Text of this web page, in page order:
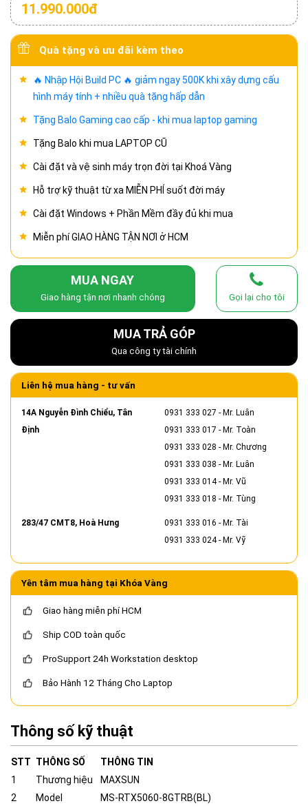
11.990.000đ
Quà tặng và ưu đãi kèm theo
🔥 Nhập Hội Build PC 🔥 giảm ngay 500K khi xây dựng cấu
hình máy tính + nhiều quà tặng hấp dẫn
Tặng Balo Gaming cao cấp - khi mua laptop gaming
Tặng Balo khi mua LAPTOP CŨ
Cài đặt và vệ sinh máy trọn đời tại Khoá Vàng
Hỗ trợ kỹ thuật từ xa MIỄN PHÍ suốt đời máy
Cài đặt Windows + Phần Mềm đầy đủ khi mua
Miễn phí GIAO HÀNG TẬN NƠI ở HCM
MUA NGAY
Giao hàng tận nơi nhanh chóng Gọi lại cho tôi
MUA TRẢ GÓP
Qua công ty tài chính
Liên hệ mua hàng - tư vấn
14A Nguyễn Đình Chiểu, Tân
Định
0931 333 027 - Mr. Luân
0931 333 017 - Mr. Toàn
0931 333 028 - Mr. Chương
0931 333 038 - Mr. Luân
0931 333 014- Mr. Vũ
0931 333 018 - Mr. Tùng
283/47 CMT8, Hoà Hưng 0931 333 016 - Mr. Tài
0931 333 024- Mr. Vỹ
Yên tâm mua hàng tại Khóa Vàng
Giao hàng miễn phí HCM
Ship COD toàn quốc
ProSupport 24h Workstation desktop
Bảo Hành 12 Tháng Cho Laptop
Thông số kỹ thuật
STT THÔNG SỐ
THÔNG TIN
1
Thương hiệu
MAXSUN
2
Model
MS-RTX5060-8GTRB(BL)